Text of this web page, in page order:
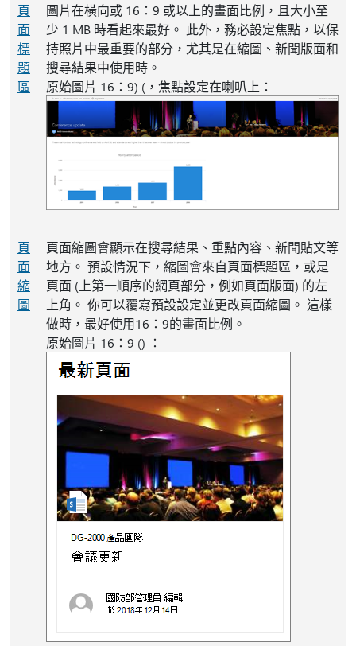
頁
面
標
題
區
圖片在橫向或 16：9 或以上的畫面比例，且大小至
少 1 MB 時看起來最好。 此外，務必設定焦點，以保
持照片中最重要的部分，尤其是在縮圖、新聞版面和
搜尋結果中使用時。
原始圖片 16：9) (，焦點設定在喇叭上：
頁
面
縮
圖
頁面縮圖會顯示在搜尋結果、重點內容、新聞貼文等
地方。 預設情況下，縮圖會來自頁面標題區，或是
頁面 (上第一順序的網頁部分，例如頁面版面) 的左
上角。 你可以覆寫預設設定並更改頁面縮圖。 這樣
做時，最好使用16：9的畫面比例。
原始圖片 16：9 () ：